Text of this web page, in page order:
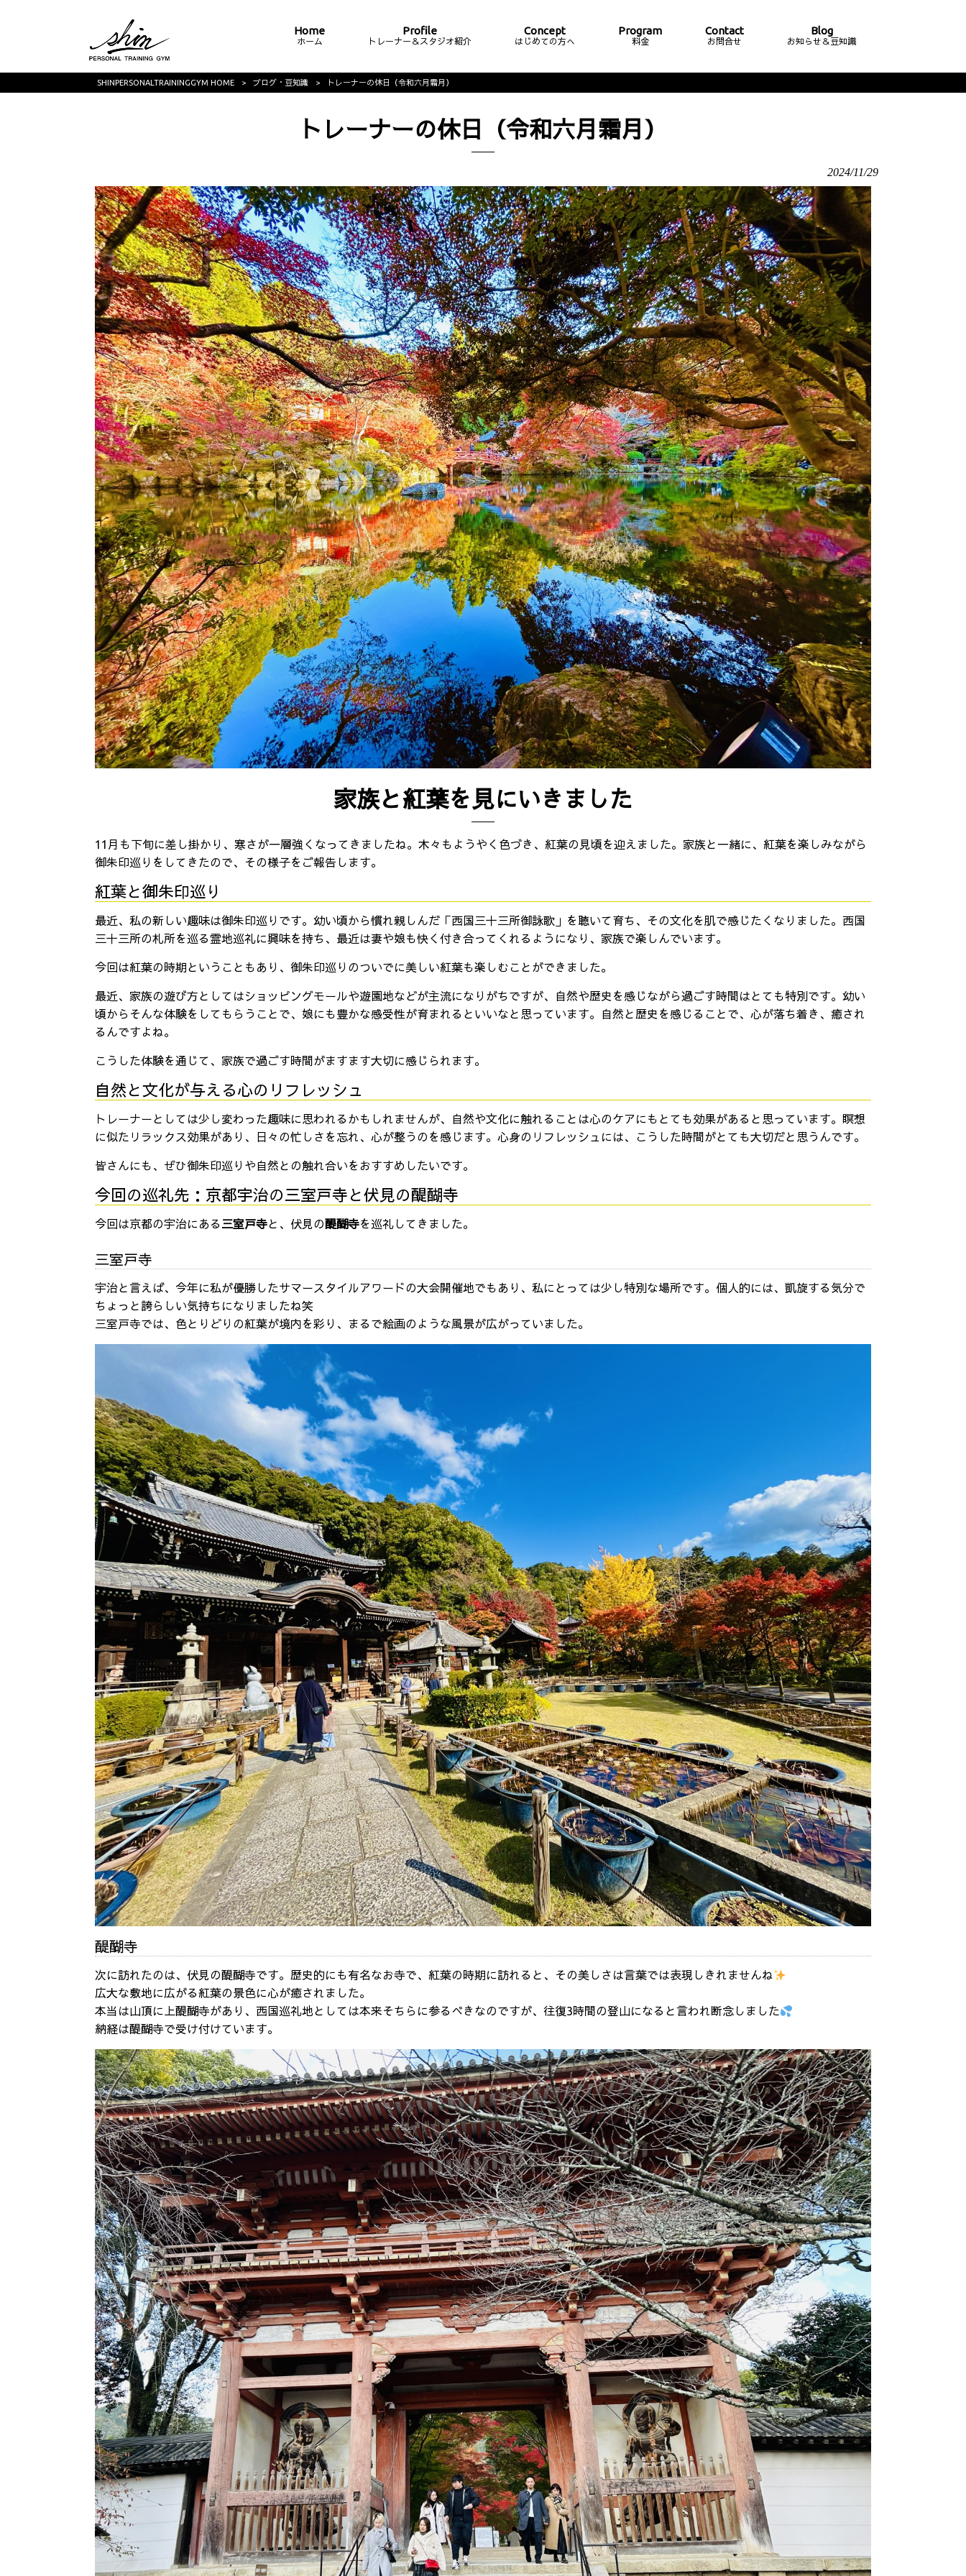
Home
ホーム
Profile
トレーナー＆スタジオ紹介
Concept
はじめての方へ
Program
料金
Contact
お問合せ
Blog
お知らせ＆豆知識
SHINPERSONALTRAININGGYM HOME > ブログ・豆知識 > トレーナーの休日（令和六月霜月）
トレーナーの休日（令和六月霜月）
2024/11/29
家族と紅葉を見にいきました
11月も下旬に差し掛かり、寒さが一層強くなってきましたね。木々もようやく色づき、紅葉の見頃を迎えました。家族と一緒に、紅葉を楽しみながら
御朱印巡りをしてきたので、その様子をご報告します。
紅葉と御朱印巡り
最近、私の新しい趣味は御朱印巡りです。幼い頃から慣れ親しんだ「西国三十三所御詠歌」を聴いて育ち、その文化を肌で感じたくなりました。西国
三十三所の札所を巡る霊地巡礼に興味を持ち、最近は妻や娘も快く付き合ってくれるようになり、家族で楽しんでいます。
今回は紅葉の時期ということもあり、御朱印巡りのついでに美しい紅葉も楽しむことができました。
最近、家族の遊び方としてはショッピングモールや遊園地などが主流になりがちですが、自然や歴史を感じながら過ごす時間はとても特別です。幼い
頃からそんな体験をしてもらうことで、娘にも豊かな感受性が育まれるといいなと思っています。自然と歴史を感じることで、心が落ち着き、癒され
るんですよね。
こうした体験を通じて、家族で過ごす時間がますます大切に感じられます。
自然と文化が与える心のリフレッシュ
トレーナーとしては少し変わった趣味に思われるかもしれませんが、自然や文化に触れることは心のケアにもとても効果があると思っています。瞑想
に似たリラックス効果があり、日々の忙しさを忘れ、心が整うのを感じます。心身のリフレッシュには、こうした時間がとても大切だと思うんです。
皆さんにも、ぜひ御朱印巡りや自然との触れ合いをおすすめしたいです。
今回の巡礼先：京都宇治の三室戸寺と伏見の醍醐寺
今回は京都の宇治にある 三室戸寺と、伏見の醍醐寺を巡礼してきました。
三室戸寺
宇治と言えば、今年に私が優勝したサマースタイルアワードの大会開催地でもあり、私にとっては少し特別な場所です。個人的には、凱旋する気分で
ちょっと誇らしい気持ちになりましたね笑
三室戸寺では、色とりどりの紅葉が境内を彩り、まるで絵画のような風景が広がっていました。
醍醐寺
次に訪れたのは、伏見の醍醐寺です。歴史的にも有名なお寺で、紅葉の時期に訪れると、その美しさは言葉では表現しきれませんね
広大な敷地に広がる紅葉の景色に心が癒されました。
本当は山頂に上醍醐寺があり、西国巡礼地としては本来そちらに参るべきなのですが、往復3時間の登山になると言われ断念しました
納経は醍醐寺で受け付けています。